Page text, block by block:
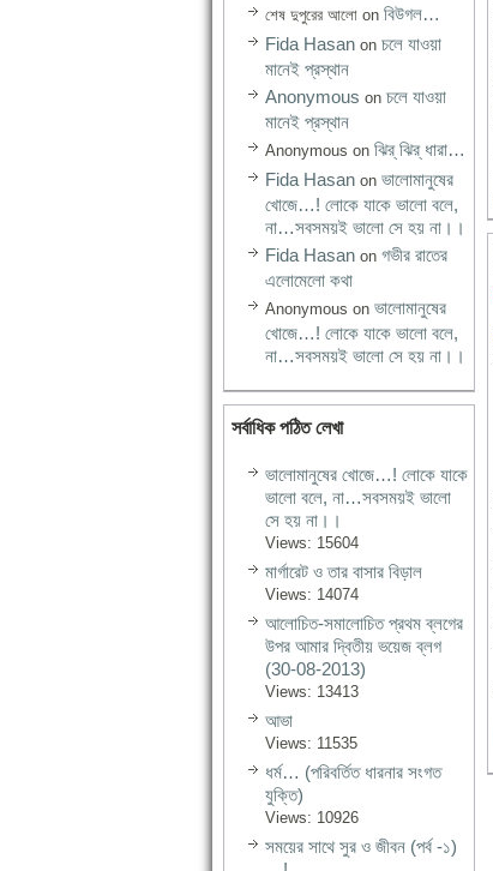
শেষ দুপুরের আলো on বিউগল…
Fida Hasan on চলে যাওয়া
মানেই প্রস্থান
Anonymous on চলে যাওয়া
মানেই প্রস্থান
Anonymous on ঝির্‌ ঝির্‌ ধারা…
Fida Hasan on ভালোমানুষের
খোজে…! লোকে যাকে ভালো বলে,
না…সবসময়ই ভালো সে হয় না।।
Fida Hasan on গভীর রাতের
এলোমেলো কথা
Anonymous on ভালোমানুষের
খোজে…! লোকে যাকে ভালো বলে,
না…সবসময়ই ভালো সে হয় না।।
সর্বাধিক পঠিত লেখা
ভালোমানুষের খোজে…! লোকে যাকে
ভালো বলে, না…সবসময়ই ভালো
সে হয় না।।
Views: 15604
মার্গারেট ও তার বাসার বিড়াল
Views: 14074
আলোচিত-সমালোচিত প্রথম ব্লগের
উপর আমার দ্বিতীয় ভয়েজ ব্লগ
(30-08-2013)
Views: 13413
আভা
Views: 11535
ধর্ম… (পরিবর্তিত ধারনার সংগত
যুক্তি)
Views: 10926
সময়ের সাথে সুর ও জীবন (পর্ব -১)